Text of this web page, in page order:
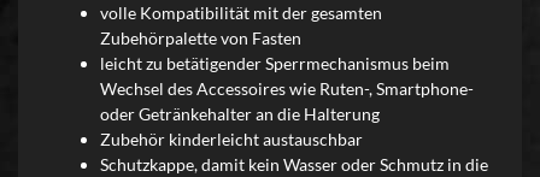
volle Kompatibilität mit der gesamten
Zubehörpalette von Fasten
leicht zu betätigender Sperrmechanismus beim
Wechsel des Accessoires wie Ruten-, Smartphone-
oder Getränkehalter an die Halterung
Zubehör kinderleicht austauschbar
Schutzkappe, damit kein Wasser oder Schmutz in die